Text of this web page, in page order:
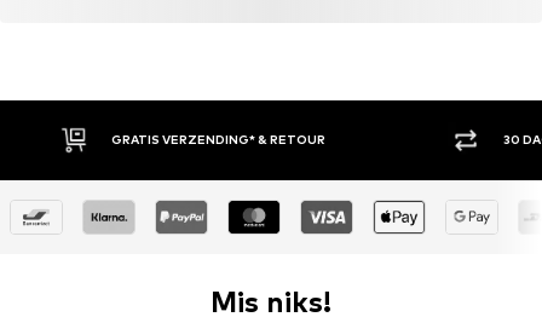
GRATIS VERZENDING* & RETOUR 30
Mis niks!